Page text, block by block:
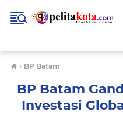
› BP Batam
BP Batam
Investasi